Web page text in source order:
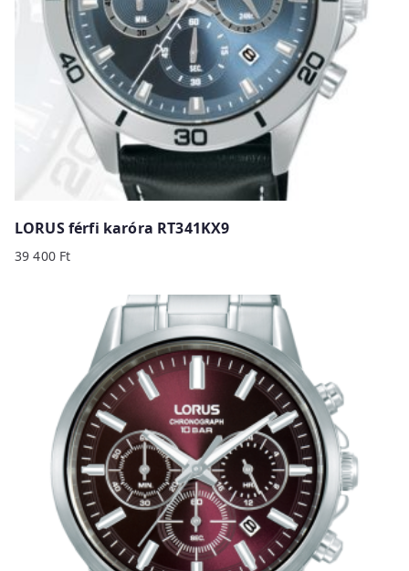
LORUS férfi karóra RT341KX9
39 400 Ft